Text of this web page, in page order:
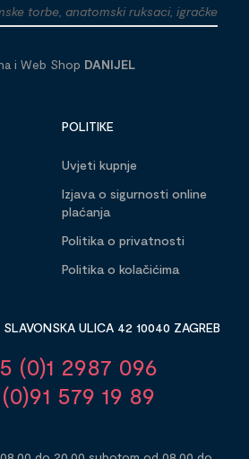
torbe, anatomski ruksaci, igračke
i Web Shop DANIJEL
POLITIKE
Uvjeti kupnje
Izjava o sigurnosti online
plaćanja
Politika o privatnosti
Politika o kolačićima
ULICA 42 10040 ZAGREB
(0)1 2987 096
579 19 89